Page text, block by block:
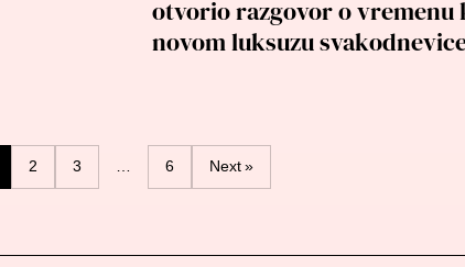
otvorio razgovor o vremenu
novom luksuzu
2 3 … 6 Next »